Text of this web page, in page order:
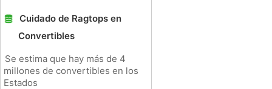
Cuidado de Ragtops en
Convertibles
Se estima que hay más de 4
millones de convertibles en los
Estados